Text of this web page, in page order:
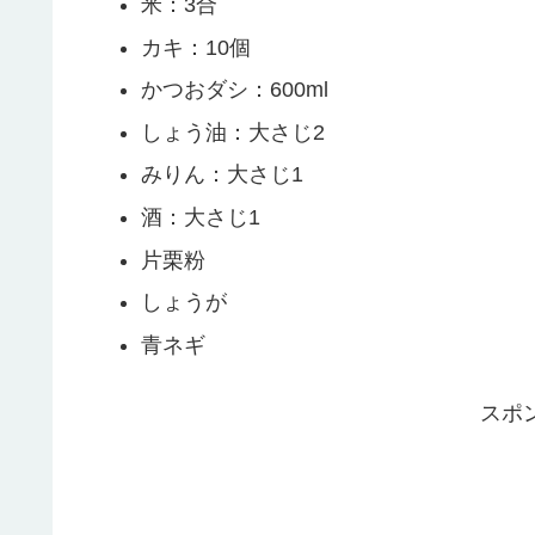
米：3合
カキ：10個
かつおダシ：600ml
しょう油：大さじ2
みりん：大さじ1
酒：大さじ1
片栗粉
しょうが
青ネギ
スポ